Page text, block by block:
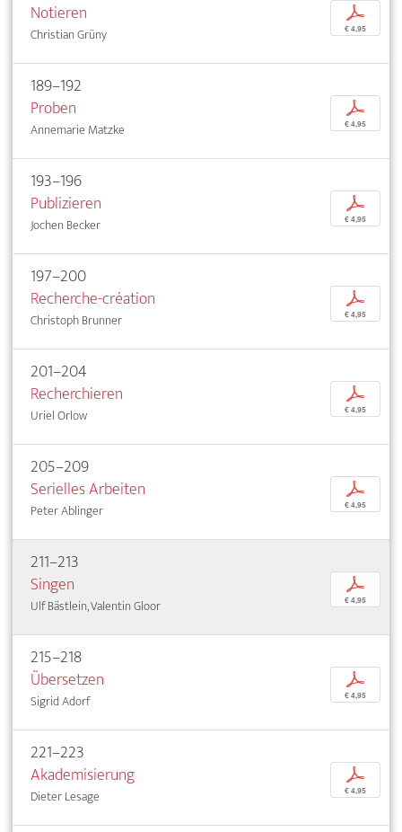
Notieren
Christian Grüny
p
€ 4,95
189–192
Proben
Annemarie Matzke
p
€ 4,95
193–196
Publizieren
Jochen Becker
p
€ 4,95
197–200
Recherche-création
Christoph Brunner
p
€ 4,95
201–204
Recherchieren
Uriel Orlow
p
€ 4,95
205–209
Serielles Arbeiten
Peter Ablinger
p
€ 4,95
211–213
Singen
Ulf Bästlein, Valentin Gloor
p
€ 4,95
215–218
Übersetzen
Sigrid Adorf
p
€ 4,95
221–223
Akademisierung
Dieter Lesage
p
€ 4,95